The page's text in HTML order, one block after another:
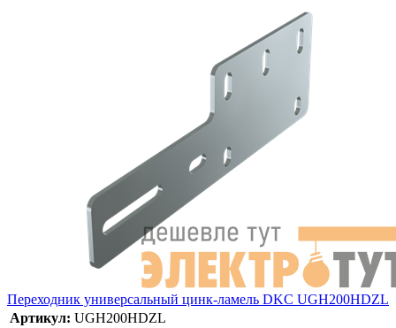
Переходник универсальный цинк-ламель DKC UGH200HDZL
Артикул: UGH200HDZL